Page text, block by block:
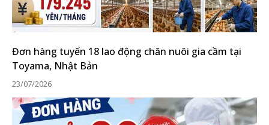
Đơn hàng tuyển 18 lao động chăn nuôi gia cầm tại
Toyama, Nhật Bản
23/07/2026